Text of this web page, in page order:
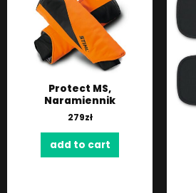
Protect MS,
Naramiennik
279zł
add to cart